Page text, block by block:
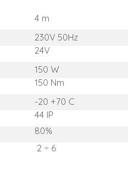
4 m
230V 50Hz
24V
150 W
150 Nm
-20 +70 C
44 IP
80%
2 ÷ 6